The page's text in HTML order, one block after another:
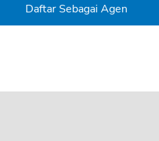
Daftar Sebagai Agen